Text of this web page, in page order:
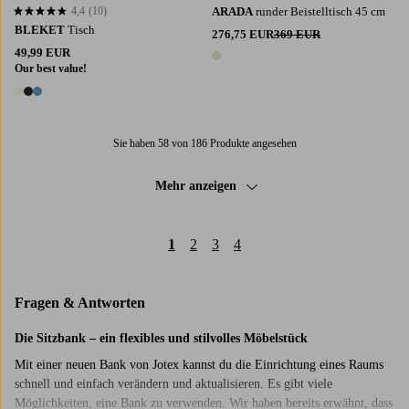
BLEKET Tisch
49,99 EUR
Our best value!
3 Farben
4,4 basierend auf 10 Bewertungen
4,4 (10) ARADA runder Beistelltisch 45 cm
276,75 EUR369 EUR
1 Farbe
Sie haben 58 von 186 Produkte angesehen
Mehr anzeigen
1 2 3 4
Fragen & Antworten
Die Sitzbank – ein flexibles und stilvolles Möbelstück
Mit einer neuen Bank von Jotex kannst du die Einrichtung eines Raums
schnell und einfach verändern und aktualisieren. Es gibt viele
Möglichkeiten, eine Bank zu verwenden. Wir haben bereits erwähnt, dass